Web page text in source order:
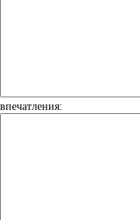
впечатления: